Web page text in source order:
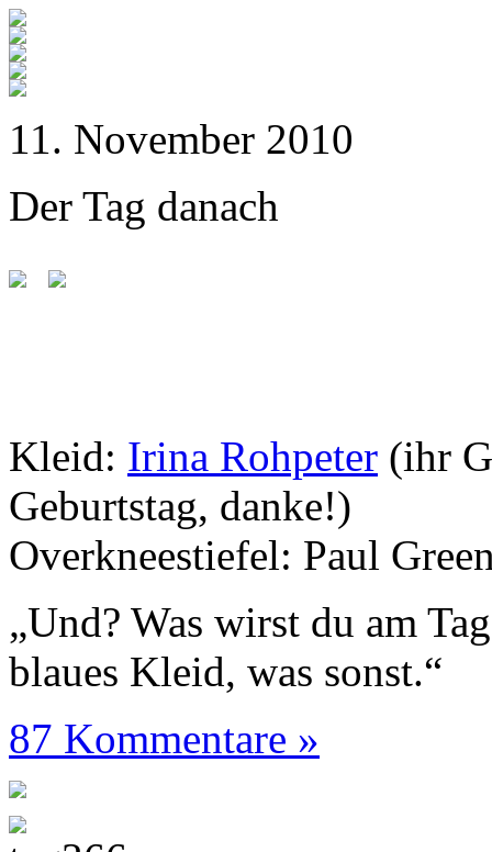
11. November 2010
Der Tag danach
Kleid: Irina Rohpeter (ihr
Geburtstag, danke!)
Overkneestiefel: Paul
„Und? Was wirst du am
blaues Kleid, was sonst.“
87 Kommentare »